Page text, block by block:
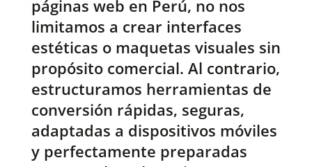
páginas web en Perú, no nos
limitamos a crear interfaces
estéticas o maquetas visuales sin
propósito comercial. Al contrario,
estructuramos herramientas de
conversión rápidas, seguras,
adaptadas a dispositivos móviles
y perfectamente preparadas